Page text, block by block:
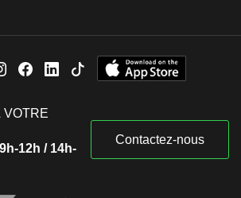
VOTRE
12h / 14h-
Contactez-nous